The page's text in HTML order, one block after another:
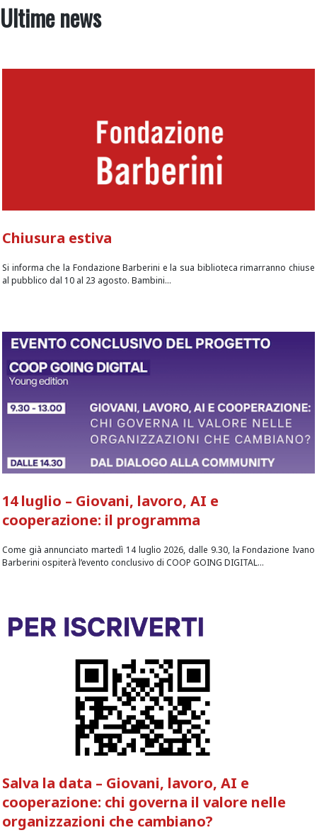
Ultime news
Chiusura estiva
Si informa che la Fondazione Barberini e la sua biblioteca rimarranno chiuse
al pubblico dal 10 al 23 agosto. Bambini...
14 luglio – Giovani, lavoro, AI e
cooperazione: il programma
Come già annunciato martedì 14 luglio 2026, dalle 9.30, la Fondazione Ivano
Barberini ospiterà l’evento conclusivo di COOP GOING DIGITAL...
Salva la data – Giovani, lavoro, AI e
cooperazione: chi governa il valore nelle
organizzazioni che cambiano?